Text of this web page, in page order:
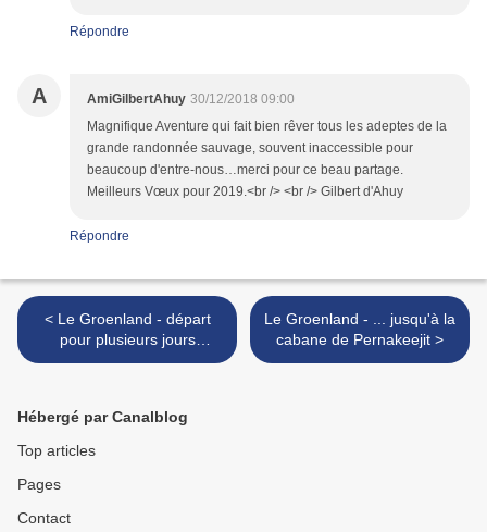
Répondre
A AmiGilbertAhuy 30/12/2018 09:00
Magnifique Aventure qui fait bien rêver tous les adeptes de la
grande randonnée sauvage, souvent inaccessible pour
beaucoup d'entre-nous…merci pour ce beau partage.
Meilleurs Vœux pour 2019.<br /> <br /> Gilbert d'Ahuy
Répondre
< Le Groenland - départ
pour plusieurs jours
d'autonomie dans les pas
Le Groenland - ... jusqu'à la
cabane de Pernakeejit >
Hébergé par Canalblog
Top articles
Pages
Contact